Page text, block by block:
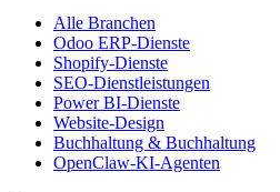
Alle Branchen
Odoo ERP-Dienste
Shopify-Dienste
SEO-Dienstleistungen
Power BI-Dienste
Website-Design
Buchhaltung & Buchhaltung
OpenClaw-KI-Agenten